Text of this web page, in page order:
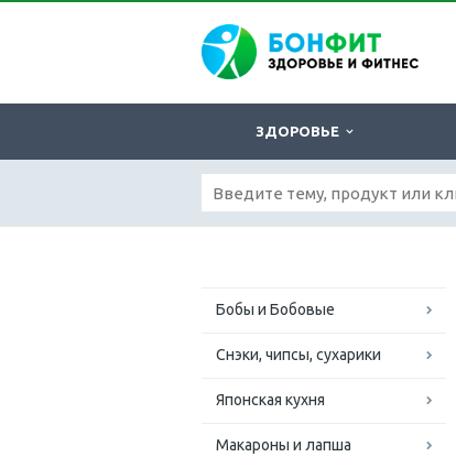
ЗДОРОВЬЕ
Бобы и Бобовые
Снэки, чипсы, сухарики
Японская кухня
Макароны и лапша